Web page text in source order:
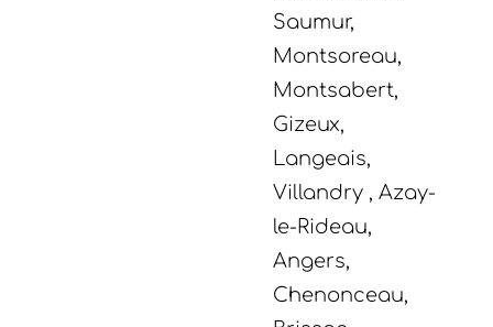
Saumur,
Montsoreau,
Montsabert,
Gizeux,
Langeais,
Villandry , Azay-
le-Rideau,
Angers,
Chenonceau,